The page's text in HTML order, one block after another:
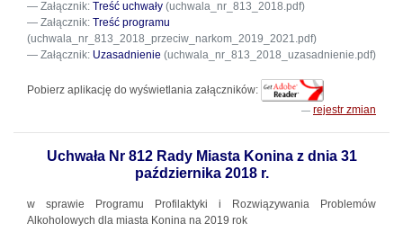
Załącznik: Treść uchwały (uchwala_nr_813_2018.pdf)
Załącznik: Treść programu
(uchwala_nr_813_2018_przeciw_narkom_2019_2021.pdf)
Załącznik: Uzasadnienie (uchwala_nr_813_2018_uzasadnienie.pdf)
Pobierz aplikację do wyświetlania załączników:
rejestr zmian
Uchwała Nr 812 Rady Miasta Konina z dnia 31
października 2018 r.
w sprawie Programu Profilaktyki i Rozwiązywania Problemów
Alkoholowych dla miasta Konina na 2019 rok